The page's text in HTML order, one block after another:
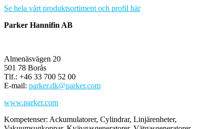
Se hela vårt produktsortiment och profil här
Parker Hannifin AB
Almenäsvägen 20
501 78 Borås
Tlf.: +46 33 700 52 00
E-mail: parker.dk@parker.com
www.parker.com
Kompetenser: Ackumulatorer, Cylindrar, Linjärenheter,